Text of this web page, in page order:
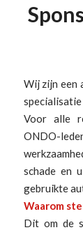
Wij zijn een
specialisatie
Voor alle
ONDO-
schade en
gebruikte
Waarom
Dit om de